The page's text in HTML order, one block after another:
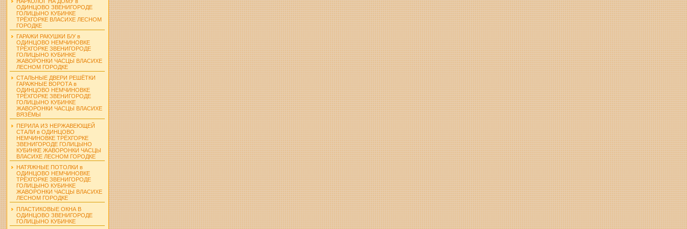
ОДИНЦОВО ЗВЕНИГОРОДЕ
ГОЛИЦЫНО КУБИНКЕ
ТРЁХГОРКЕ ВЛАСИХЕ ЛЕСНОМ
ГОРОДКЕ
ГАРАЖИ РАКУШКИ Б/У в
ОДИНЦОВО НЕМЧИНОВКЕ
ТРЁХГОРКЕ ЗВЕНИГОРОДЕ
ГОЛИЦЫНО КУБИНКЕ
ЖАВОРОНКИ ЧАСЦЫ ВЛАСИХЕ
ЛЕСНОМ ГОРОДКЕ
СТАЛЬНЫЕ ДВЕРИ РЕШЁТКИ
ГАРАЖНЫЕ ВОРОТА в
ОДИНЦОВО НЕМЧИНОВКЕ
ТРЁХГОРКЕ ЗВЕНИГОРОДЕ
ГОЛИЦЫНО КУБИНКЕ
ЖАВОРОНКИ ЧАСЦЫ ВЛАСИХЕ
ВЯЗЁМЫ
ПЕРИЛА ИЗ НЕРЖАВЕЮЩЕЙ
СТАЛИ в ОДИНЦОВО
НЕМЧИНОВКЕ ТРЁХГОРКЕ
ЗВЕНИГОРОДЕ ГОЛИЦЫНО
КУБИНКЕ ЖАВОРОНКИ ЧАСЦЫ
ВЛАСИХЕ ЛЕСНОМ ГОРОДКЕ
НАТЯЖНЫЕ ПОТОЛКИ в
ОДИНЦОВО НЕМЧИНОВКЕ
ТРЁХГОРКЕ ЗВЕНИГОРОДЕ
ГОЛИЦЫНО КУБИНКЕ
ЖАВОРОНКИ ЧАСЦЫ ВЛАСИХЕ
ЛЕСНОМ ГОРОДКЕ
ПЛАСТИКОВЫЕ ОКНА В
ОДИНЦОВО ЗВЕНИГОРОДЕ
ГОЛИЦЫНО КУБИНКЕ